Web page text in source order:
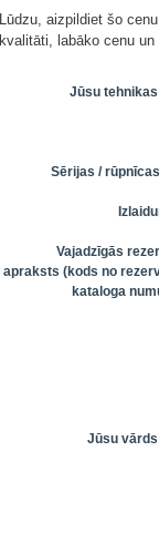
Lūdzu, aizpildiet šo
kvalitāti, labāko cenu
Jūsu
Sērijas /
Vajadzīgās
apraksts (kods no
kataloga
Jūsu